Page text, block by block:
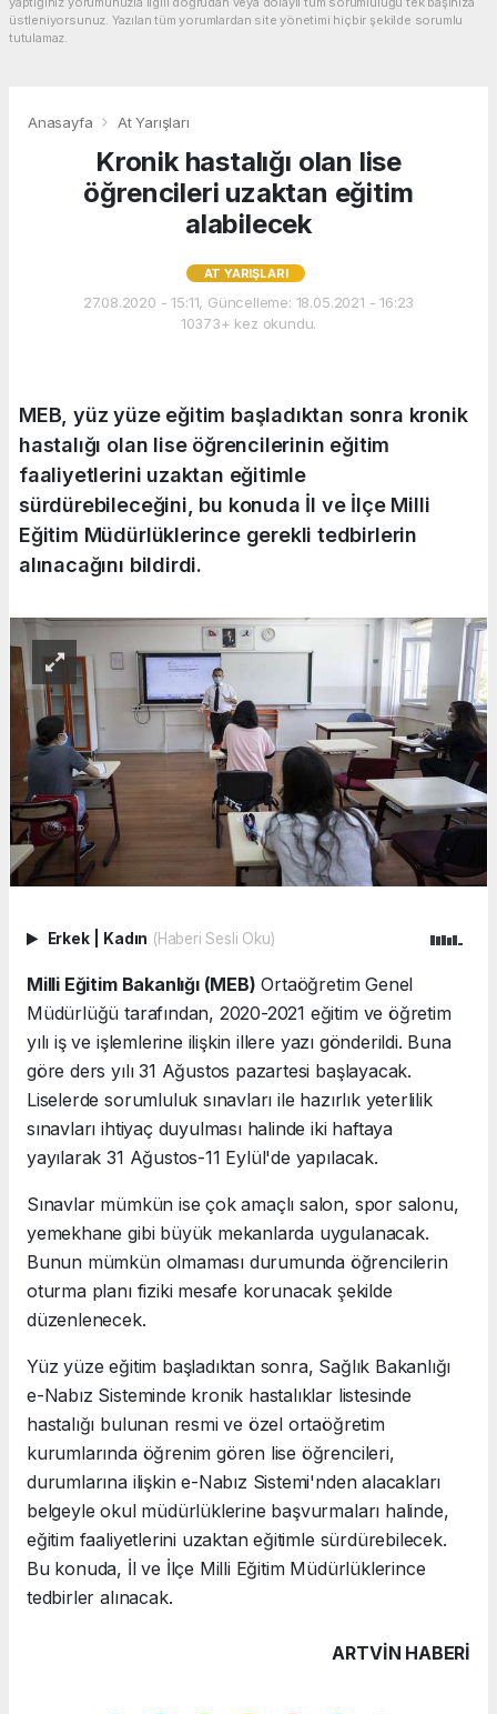
üstleniyorsunuz. Yazılan tüm yorumlardan site yönetimi hiçbir şekilde sorumlu
tutulamaz.
Anasayfa At Yarışları
Kronik hastalığı olan lise
öğrencileri uzaktan eğitim
alabilecek
AT YARIŞLARI
27.08.2020 - 15:11, Güncelleme: 18.05.2021 - 16:23
10373+ kez okundu.
MEB, yüz yüze eğitim başladıktan sonra kronik
hastalığı olan lise öğrencilerinin eğitim
faaliyetlerini uzaktan eğitimle
sürdürebileceğini, bu konuda İl ve İlçe Milli
Eğitim Müdürlüklerince gerekli tedbirlerin
alınacağını bildirdi.
Erkek Kadın (Haberi Sesli Oku)
Milli Eğitim Bakanlığı (MEB) Ortaöğretim Genel
Müdürlüğü tarafından, 2020-2021 eğitim ve öğretim
yılı iş ve işlemlerine ilişkin illere yazı gönderildi. Buna
göre ders yılı 31 Ağustos pazartesi başlayacak.
Liselerde sorumluluk sınavları ile hazırlık yeterlilik
sınavları ihtiyaç duyulması halinde iki haftaya
yayılarak 31 Ağustos-11 Eylül'de yapılacak.
Sınavlar mümkün ise çok amaçlı salon, spor salonu,
yemekhane gibi büyük mekanlarda uygulanacak.
Bunun mümkün olmaması durumunda öğrencilerin
oturma planı fiziki mesafe korunacak şekilde
düzenlenecek.
Yüz yüze eğitim başladıktan sonra, Sağlık Bakanlığı
e-Nabız Sisteminde kronik hastalıklar listesinde
hastalığı bulunan resmi ve özel ortaöğretim
kurumlarında öğrenim gören lise öğrencileri,
durumlarına ilişkin e-Nabız Sistemi'nden alacakları
belgeyle okul müdürlüklerine başvurmaları halinde,
eğitim faaliyetlerini uzaktan eğitimle sürdürebilecek.
Bu konuda, İl ve İlçe Milli Eğitim Müdürlüklerince
tedbirler alınacak.
ARTVIN HABERİ